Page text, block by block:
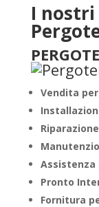
I
Vendita
Pronto
Fornitura